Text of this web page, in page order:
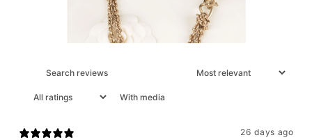
With media
26 days ago